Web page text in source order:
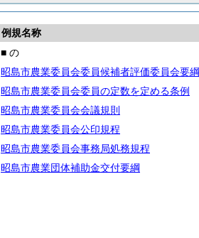
例規名称
■ の
昭島市農業委員会委員候補者評価委員会要綱
昭島市農業委員会委員の定数を定める条例
昭島市農業委員会会議規則
昭島市農業委員会公印規程
昭島市農業委員会事務局処務規程
昭島市農業団体補助金交付要綱